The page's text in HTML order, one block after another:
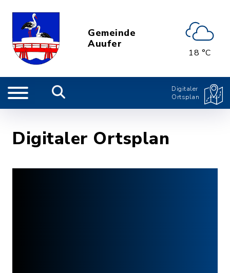
Gemeinde
Auufer
18 °C
Digitaler
Ortsplan
Digitaler Ortsplan